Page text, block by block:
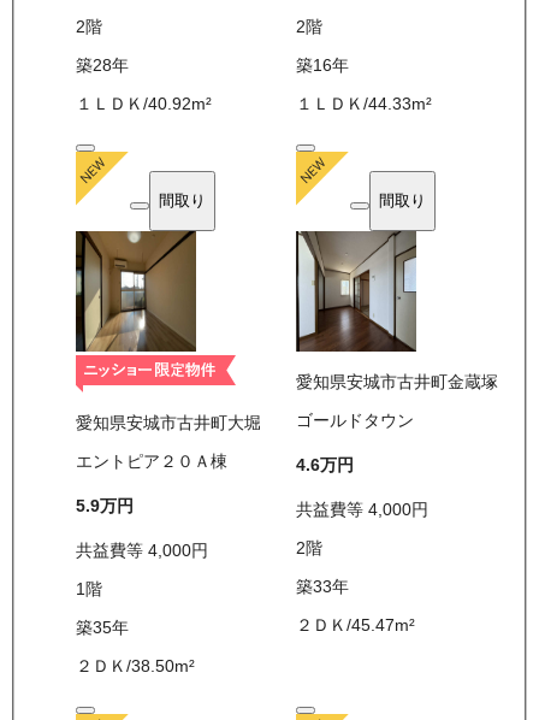
2階
築28年
１ＬＤＫ /40.92m²
2階
築16年
１ＬＤＫ/44.33m²
間取り
愛知県安城市古井町大堀
エントピア２０Ａ棟
5.9万円
共益費等 4,000円
1 階
築35年
２ＤＫ /38.50m²
間取り
愛知県安城市古井町金蔵塚
ゴールドタウン
4.6万円
共益費等4,000円
2階
築33年
２ＤＫ/45.47m²